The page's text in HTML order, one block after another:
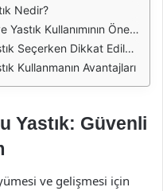
Nedir?
Kullanımının Önemi
Dikkat Edilmesi Gereken Özellikler
Kullanmanın Avantajları
Yastık: Güvenli
ve gelişmesi için